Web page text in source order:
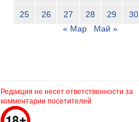
25 26 27 28 29
30
« Мар
Май »
Редакция не несет ответственности за
комментарии посетителей